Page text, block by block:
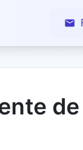
de